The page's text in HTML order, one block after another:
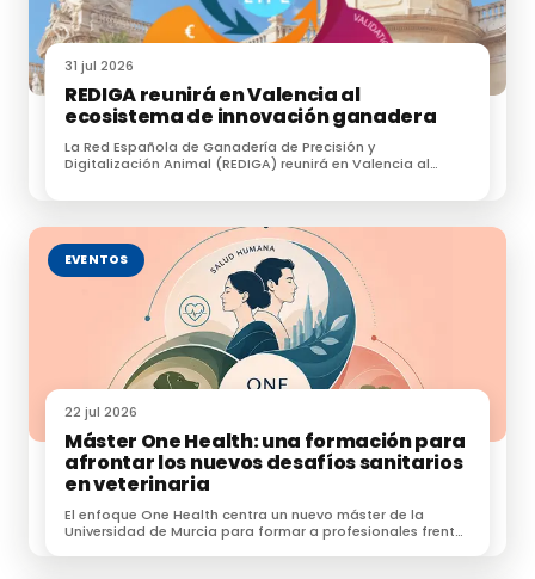
31 jul 2026
REDIGA reunirá en Valencia al
ecosistema de innovación ganadera
La Red Española de Ganadería de Precisión y
Digitalización Animal (REDIGA) reunirá en Valencia al
EVENTOS
22 jul 2026
Máster One Health: una formación para
afrontar los nuevos desafíos sanitarios
en veterinaria
El enfoque One Health centra un nuevo máster de la
Universidad de Murcia para formar a profesionales frente